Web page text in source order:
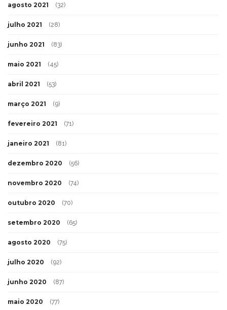
agosto 2021 (32)
julho 2021 (28)
junho 2021 (83)
maio 2021 (45)
abril 2021 (53)
março 2021 (9)
fevereiro 2021 (71)
janeiro 2021 (81)
dezembro 2020 (56)
novembro 2020 (74)
outubro 2020 (70)
setembro 2020 (65)
agosto 2020 (75)
julho 2020 (92)
junho 2020 (87)
maio 2020 (77)